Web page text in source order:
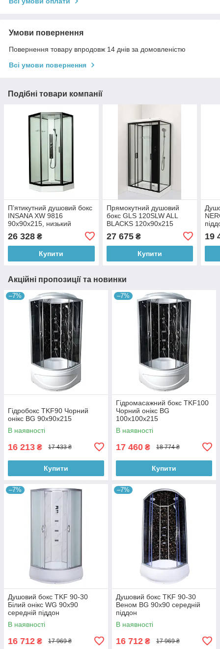
Умови повернення
Повернення товару впродовж 14 днів за домовленістю
Всі умови повернення
Подібні товари компанії
П’ятикутний душовий бокс
INSANA XW 9816
90х90х215, низький
піддон, чорний профіль,
білі задні стінки
26 328 ₴
Купити
Прямокутний душовий
бокс GLS 120SLW ALL
BLACKS 120х90х215
профіль, задні стінки білі,
передні матові
27 675₴
Купити
19
Акційні пропозиції та новинки
–7%
Гідробокс TKF90 Чорний
онікс BG 90х90х215
В наявності
16 213 ₴ 17 433 ₴
Купити
–7%
Гідромасажний бокс TKF100
Чорний онікс BG
100х100х215
В наявності
17 460 ₴ 18 774 ₴
Купити
–7%
Душовий бокс TKF 90-30
Білий онікс WG 90х90
середній піддон
В наявності
16 712 ₴ 17 969 ₴
–7%
Душовий бокс TKF 90-30
Веном BG 90х90 середній
піддон
В наявності
16 712 ₴ 17 969 ₴